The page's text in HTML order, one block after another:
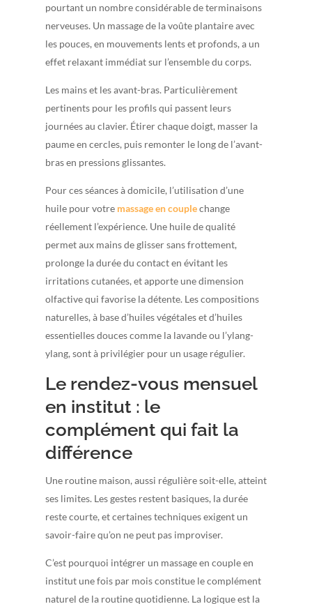
pourtant un nombre considérable de terminaisons
nerveuses. Un massage de la voûte plantaire avec
les pouces, en mouvements lents et profonds, a un
effet relaxant immédiat sur l’ensemble du corps.
Les mains et les avant-bras. Particulièrement
pertinents pour les profils qui passent leurs
journées au clavier. Étirer chaque doigt, masser la
paume en cercles, puis remonter le long de l’avant-
bras en pressions glissantes.
Pour ces séances à domicile, l’utilisation d’une
huile pour votre massage en couplechange
réellement l’expérience. Une huile de qualité
permet aux mains de glisser sans frottement,
prolonge la durée du contact en évitant les
irritations cutanées, et apporte une dimension
olfactive qui favorise la détente. Les compositions
naturelles, à base d’huiles végétales et d’huiles
essentielles douces comme la lavande ou l’ylang-
ylang, sont à privilégier pour un usage régulier.
Le rendez-vous mensuel
en institut : le
complément qui fait la
différence
Une routine maison, aussi régulière soit-elle, atteint
ses limites. Les gestes restent basiques, la durée
reste courte, et certaines techniques exigent un
savoir-faire qu’on ne peut pas improviser.
C’est pourquoi intégrer un massage en couple en
institut une fois par mois constitue le complément
naturel de la routine quotidienne. La logique est la